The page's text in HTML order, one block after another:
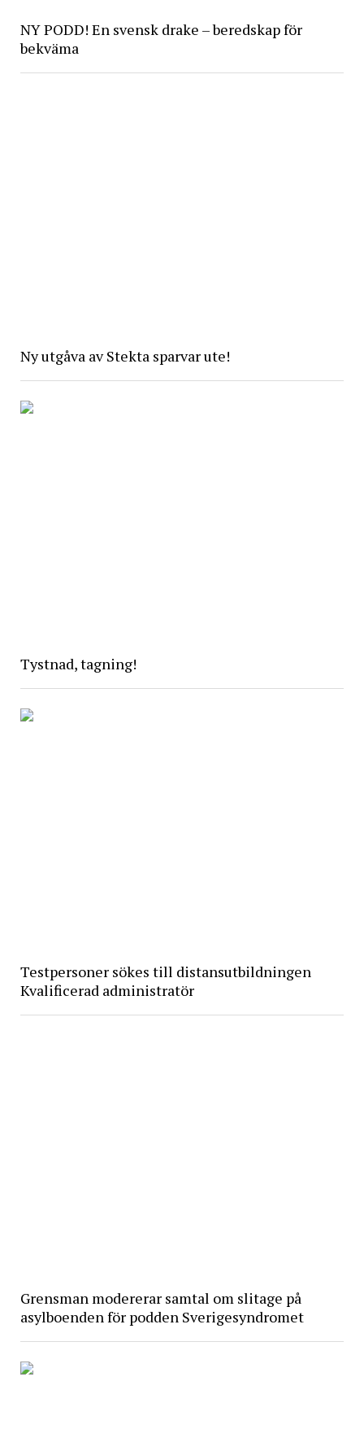
NY PODD! En svensk drake – beredskap för
bekväma
Ny utgåva av Stekta sparvar ute!
Tystnad, tagning!
Testpersoner sökes till distansutbildningen
Kvalificerad administratör
Grensman modererar samtal om slitage på
asylboenden för podden Sverigesyndromet